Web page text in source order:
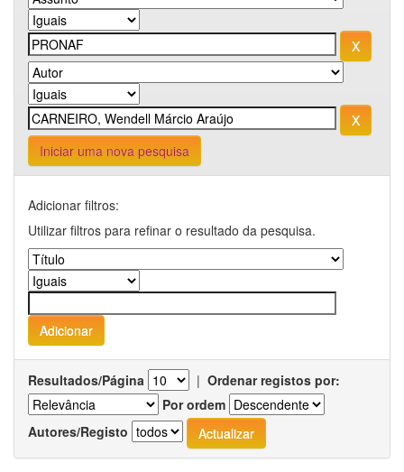
Iniciar uma nova pesquisa
Adicionar filtros:
Utilizar filtros para refinar o resultado da pesquisa.
Resultados/Página | Ordenar registos por:
Por ordem
Autores/Registo